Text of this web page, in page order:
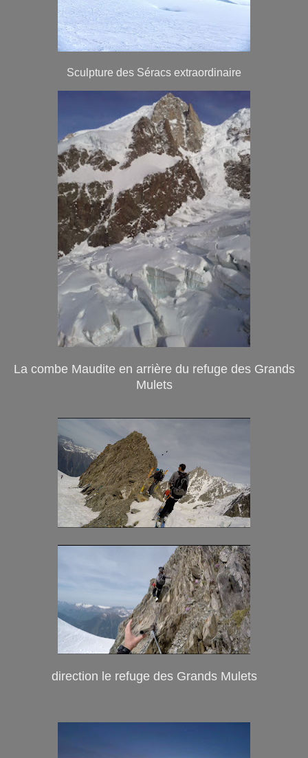
Sculpture des Séracs extraordinaire
La combe Maudite en arrière du refuge des Grands
Mulets
direction le refuge des Grands Mulets